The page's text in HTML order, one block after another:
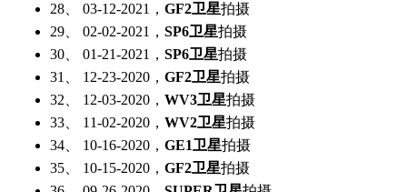
28、 03-12-2021， GF2卫星拍摄
29、 02-02-2021， SP6卫星拍摄
30、 01-21-2021， SP6卫星拍摄
31、 12-23-2020， GF2卫星拍摄
32、 12-03-2020， WV3卫星拍摄
33、 11-02-2020， WV2卫星拍摄
34、 10-16-2020， GE1卫星拍摄
35、 10-15-2020， GF2卫星拍摄